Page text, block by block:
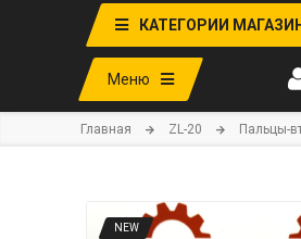
КАТЕГОРИИ
Меню
Главная ZL-20 Пальцы-
NEW